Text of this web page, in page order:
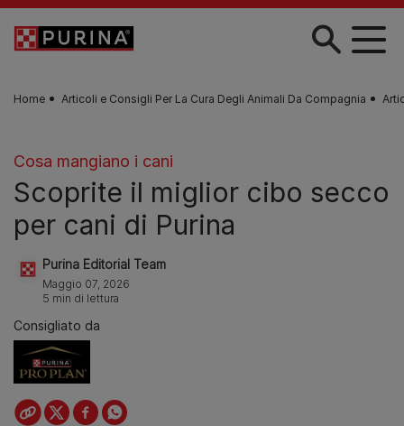
Skip to main content
Home Articoli e Consigli Per La Cura Degli Animali Da Compagnia
Cosa mangiano i cani
Scoprite il miglior cibo secco
per cani di Purina
Purina Editorial Team
Maggio 07, 2026
5 min di lettura
Consigliato da